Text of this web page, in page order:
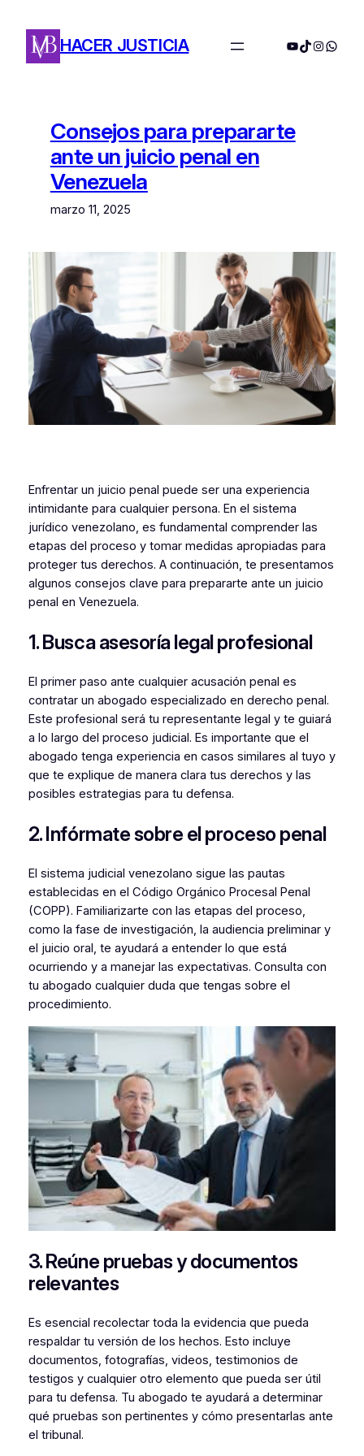
contenidoHACER JUSTICIA YouTube
TikTok
Consejos para prepararte
ante un juicio penal en
Venezuela
marzo 11, 2025
Enfrentar un juicio penal puede ser una experiencia
intimidante para cualquier persona. En el sistema
jurídico venezolano, es fundamental comprender las
etapas del proceso y tomar medidas apropiadas para
proteger tus derechos. A continuación, te presentamos
algunos consejos clave para prepararte ante un juicio
penal en Venezuela.
1. Busca asesoría legal profesional
El primer paso ante cualquier acusación penal es
contratar un abogado especializado en derecho penal.
Este profesional será tu representante legal y te guiará
a lo largo del proceso judicial. Es importante que el
abogado tenga experiencia en casos similares al tuyo y
que te explique de manera clara tus derechos y las
posibles estrategias para tu defensa.
2. Infórmate sobre el proceso penal
El sistema judicial venezolano sigue las pautas
establecidas en el Código Orgánico Procesal Penal
(COPP). Familiarizarte con las etapas del proceso,
como la fase de investigación, la audiencia preliminar y
el juicio oral, te ayudará a entender lo que está
ocurriendo y a manejar las expectativas. Consulta con
tu abogado cualquier duda que tengas sobre el
procedimiento.
3. Reúne pruebas y documentos
relevantes
Es esencial recolectar toda la evidencia que pueda
respaldar tu versión de los hechos. Esto incluye
documentos, fotografías, videos, testimonios de
testigos y cualquier otro elemento que pueda ser útil
para tu defensa. Tu abogado te ayudará a determinar
qué pruebas son pertinentes y cómo presentarlas ante
el tribunal.